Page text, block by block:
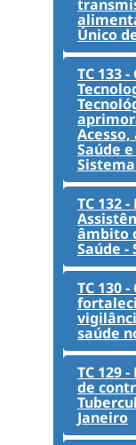
Único
TC 133
Saúde
TC 132
âmbito
Saúde -
TC 130
saúde
TC 129
de
Janeiro